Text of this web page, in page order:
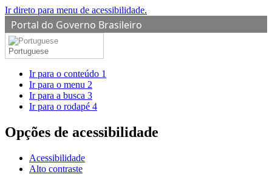
Ir direto para menu de acessibilidade.
Portal do Governo Brasileiro
Portuguese
Ir para o conteúdo 1
Ir para o menu 2
Ir para a busca 3
Ir para o rodapé 4
Opções de acessibilidade
Acessibilidade
Alto contraste